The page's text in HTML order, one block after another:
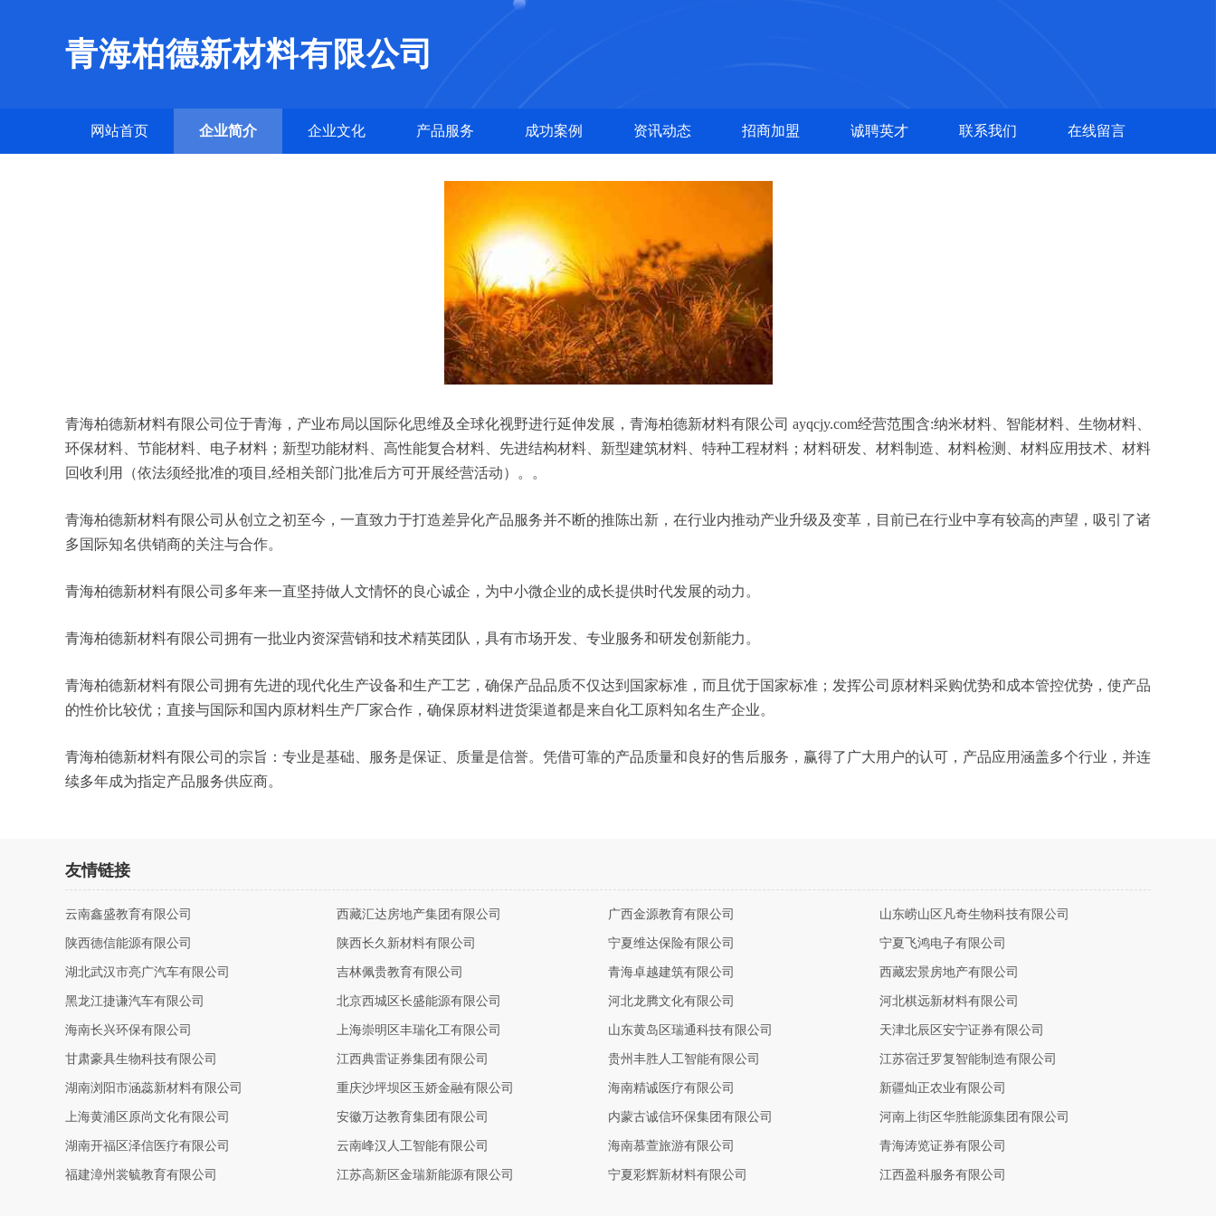
青海柏德新材料有限公司
网站首页 企业简介 企业文化 产品服务 成功案例 资讯动态 招商加盟 诚聘英才 联系我们 在线留言
青海柏德新材料有限公司位于青海，产业布局以国际化思维及全球化视野进行延伸发展，青海柏德新材料有限公司 ayqcjy.com经营范围含:纳米材料、智能材料、生物材料、
环保材料、节能材料、电子材料；新型功能材料、高性能复合材料、先进结构材料、新型建筑材料、特种工程材料；材料研发、材料制造、材料检测、材料应用技术、材料
回收利用（依法须经批准的项目,经相关部门批准后方可开展经营活动）。。
青海柏德新材料有限公司从创立之初至今，一直致力于打造差异化产品服务并不断的推陈出新，在行业内推动产业升级及变革，目前已在行业中享有较高的声望，吸引了诸
多国际知名供销商的关注与合作。
青海柏德新材料有限公司多年来一直坚持做人文情怀的良心诚企，为中小微企业的成长提供时代发展的动力。
青海柏德新材料有限公司拥有一批业内资深营销和技术精英团队，具有市场开发、专业服务和研发创新能力。
青海柏德新材料有限公司拥有先进的现代化生产设备和生产工艺，确保产品品质不仅达到国家标准，而且优于国家标准；发挥公司原材料采购优势和成本管控优势，使产品
的性价比较优；直接与国际和国内原材料生产厂家合作，确保原材料进货渠道都是来自化工原料知名生产企业。
青海柏德新材料有限公司的宗旨：专业是基础、服务是保证、质量是信誉。凭借可靠的产品质量和良好的售后服务，赢得了广大用户的认可，产品应用涵盖多个行业，并连
续多年成为指定产品服务供应商。
友情链接
云南鑫盛教育有限公司 西藏汇达房地产集团有限公司 广西金源教育有限公司 山东崂山区凡奇生物科技有限公司
陕西德信能源有限公司 陕西长久新材料有限公司 宁夏维达保险有限公司 宁夏飞鸿电子有限公司
湖北武汉市亮广汽车有限公司 吉林佩贵教育有限公司 青海卓越建筑有限公司 西藏宏景房地产有限公司
黑龙江捷谦汽车有限公司 北京西城区长盛能源有限公司 河北龙腾文化有限公司 河北棋远新材料有限公司
海南长兴环保有限公司 上海崇明区丰瑞化工有限公司 山东黄岛区瑞通科技有限公司 天津北辰区安宁证券有限公司
甘肃豪具生物科技有限公司 江西典雷证券集团有限公司 贵州丰胜人工智能有限公司 江苏宿迁罗复智能制造有限公司
湖南浏阳市涵蕊新材料有限公司 重庆沙坪坝区玉娇金融有限公司 海南精诚医疗有限公司 新疆灿正农业有限公司
上海黄浦区原尚文化有限公司 安徽万达教育集团有限公司 内蒙古诚信环保集团有限公司 河南上街区华胜能源集团有限公司
湖南开福区泽信医疗有限公司 云南峰汉人工智能有限公司 海南慕萱旅游有限公司 青海涛览证券有限公司
福建漳州裳毓教育有限公司 江苏高新区金瑞新能源有限公司 宁夏彩辉新材料有限公司 江西盈科服务有限公司